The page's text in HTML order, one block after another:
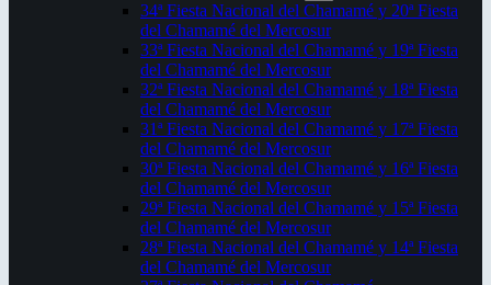
34ª Fiesta Nacional del Chamamé y 20ª Fiesta
del Chamamé del Mercosur
33ª Fiesta Nacional del Chamamé y 19ª Fiesta
del Chamamé del Mercosur
32ª Fiesta Nacional del Chamamé y 18ª Fiesta
del Chamamé del Mercosur
31ª Fiesta Nacional del Chamamé y 17ª Fiesta
del Chamamé del Mercosur
30ª Fiesta Nacional del Chamamé y 16ª Fiesta
del Chamamé del Mercosur
29ª Fiesta Nacional del Chamamé y 15ª Fiesta
del Chamamé del Mercosur
28ª Fiesta Nacional del Chamamé y 14ª Fiesta
del Chamamé del Mercosur